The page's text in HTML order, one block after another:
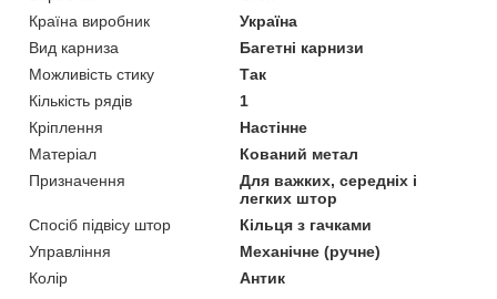
Країна виробник
Україна
Вид карниза
Багетні карнизи
Можливість стику
Так
Кількість рядів
1
Кріплення
Настінне
Матеріал
Кований метал
Призначення
Для важких, середніх і
легких штор
Спосіб підвісу штор
Кільця з гачками
Управління
Механічне (ручне)
Колір
Антик